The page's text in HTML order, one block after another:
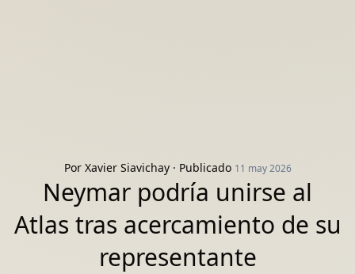
Por Xavier Siavichay· Publicado 11 may 2026
Neymar podría unirse al
Atlas tras acercamiento de su
representante